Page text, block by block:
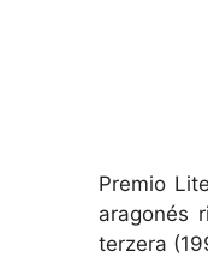
Premio
aragonés
terzera